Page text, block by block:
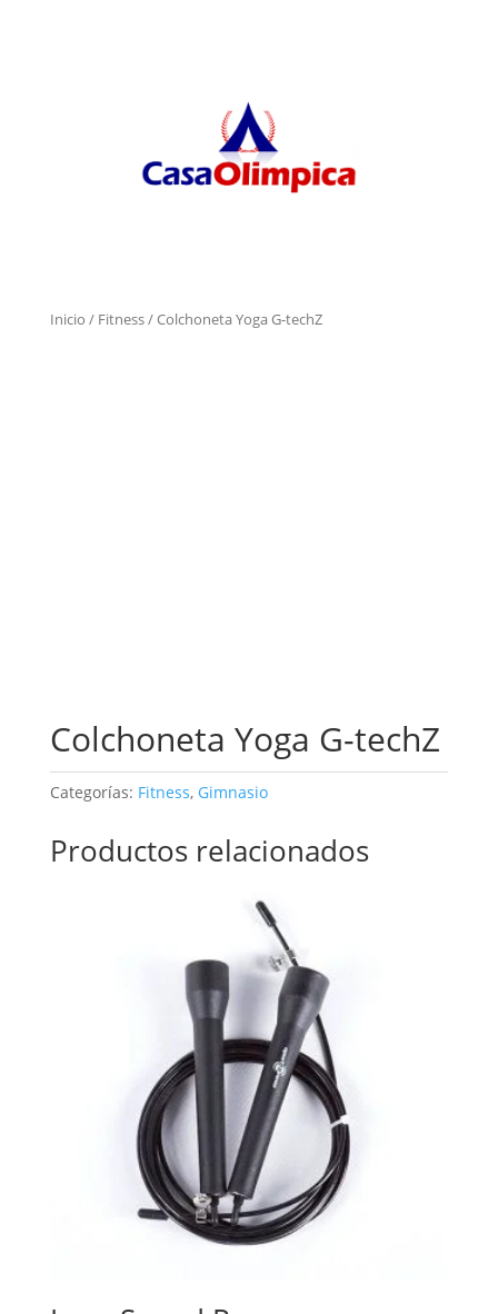
Inicio / Fitness/ Colchoneta Yoga G-techZ
Colchoneta Yoga G-techZ
Categorías: Fitness, Gimnasio
Productos relacionados